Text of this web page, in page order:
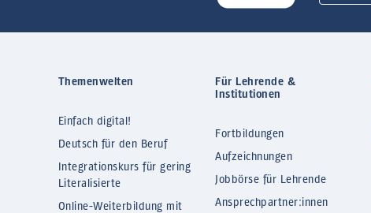
Themenwelten
Einfach digital!
Deutsch für den Beruf
Integrationskurs für gering
Literalisierte
Online-Weiterbildung mit
Für Lehrende &
Institutionen
Fortbildungen
Aufzeichnungen
Jobbörse für Lehrende
Ansprechpartner:innen